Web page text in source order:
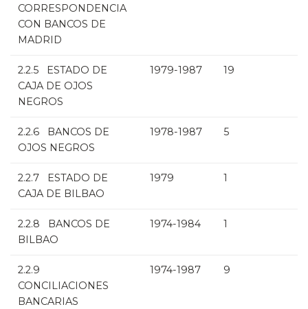
CORRESPONDENCIA
CON BANCOS DE
MADRID
2.2.5 ESTADO DE
CAJA DE OJOS
NEGROS
1979-1987 19
2.2.6 BANCOS DE
OJOS NEGROS
1978-1987 5
2.2.7 ESTADO DE
CAJA DE BILBAO
1979 1
2.2.8 BANCOS DE
BILBAO
1974-1984 1
2.2.9
CONCILIACIONES
BANCARIAS
1974-1987 9